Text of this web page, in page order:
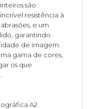
são
resistência à
e um
garantindo
de imagem.
gama de cores,
os que
A2